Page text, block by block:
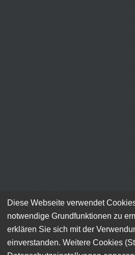
Diese Webseite verwendet
notwendige Grundfunktionen zu
erklären Sie sich mit der
einverstanden. Weitere Cookies